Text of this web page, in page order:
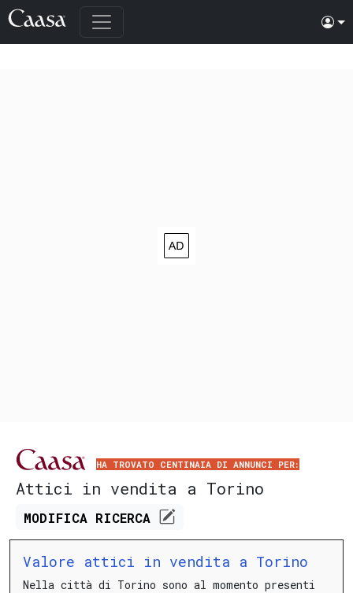
HA TROVATO CENTINAIA DI ANNUNCI PER:
Attici in vendita a Torino
MODIFICA RICERCA
Valore attici in vendita a Torino
Nella città di Torino sono al momento presenti